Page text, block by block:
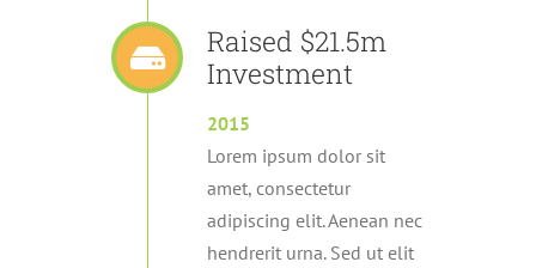
Raised $21.5m
Investment
2015
Lorem ipsum dolor sit
amet, consectetur
adipiscing elit. Aenean nec
hendrerit urna. Sed ut elit